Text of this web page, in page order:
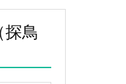
鳥